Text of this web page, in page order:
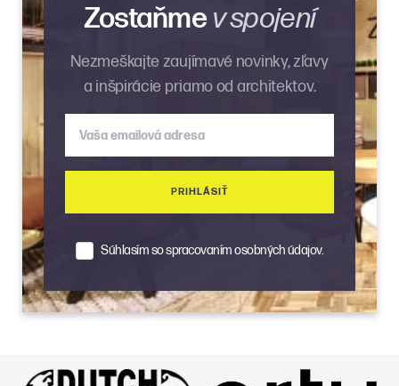
Zostaňmev spojení
Nezmeškajte zaujímavé novinky, zľavy
a inšpirácie priamo od architektov.
Vaša emailová adresa
PRIHLÁSIŤ
Súhlasím so spracovaním osobných údajov.